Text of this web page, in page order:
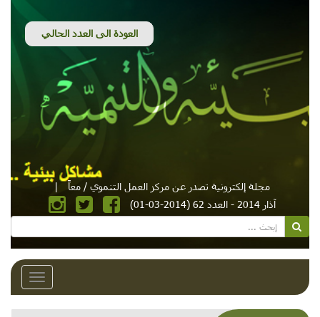
مجلة إلكترونية تصدر عن مركز العمل التنموي / معاً
|
آذار 2014 - العدد 62 (2014-03-01)
Toggle